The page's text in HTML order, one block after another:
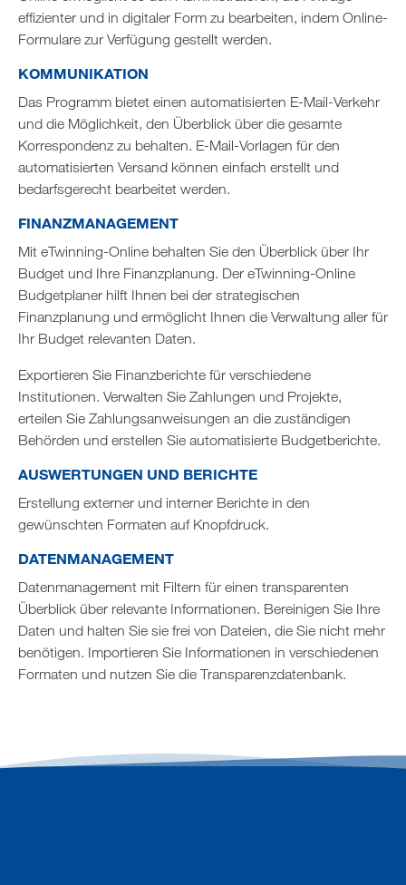
effizienter und in digitaler Form zu bearbeiten, indem Online-
Formulare zur Verfügung gestellt werden.
KOMMUNIKATION
Das Programm bietet einen automatisierten E-Mail-Verkehr
und die Möglichkeit, den Überblick über die gesamte
Korrespondenz zu behalten. E-Mail-Vorlagen für den
automatisierten Versand können einfach erstellt und
bedarfsgerecht bearbeitet werden.
FINANZMANAGEMENT
Mit eTwinning-Online behalten Sie den Überblick über Ihr
Budget und Ihre Finanzplanung. Der eTwinning-Online
Budgetplaner hilft Ihnen bei der strategischen
Finanzplanung und ermöglicht Ihnen die Verwaltung aller für
Ihr Budget relevanten Daten.
Exportieren Sie Finanzberichte für verschiedene
Institutionen. Verwalten Sie Zahlungen und Projekte,
erteilen Sie Zahlungsanweisungen an die zuständigen
Behörden und erstellen Sie automatisierte Budgetberichte.
AUSWERTUNGEN UND BERICHTE
Erstellung externer und interner Berichte in den
gewünschten Formaten auf Knopfdruck.
DATENMANAGEMENT
Datenmanagement mit Filtern für einen transparenten
Überblick über relevante Informationen. Bereinigen Sie Ihre
Daten und halten Sie sie frei von Dateien, die Sie nicht mehr
benötigen. Importieren Sie Informationen in verschiedenen
Formaten und nutzen Sie die Transparenzdatenbank.